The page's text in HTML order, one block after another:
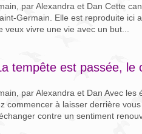
par Alexandra et Dan Cette
Germain. Elle est reproduite ici
vivre une vie avec un but...
tempête est passée, le
par Alexandra et Dan Avec les
commencer à laisser derrière
contre un sentiment